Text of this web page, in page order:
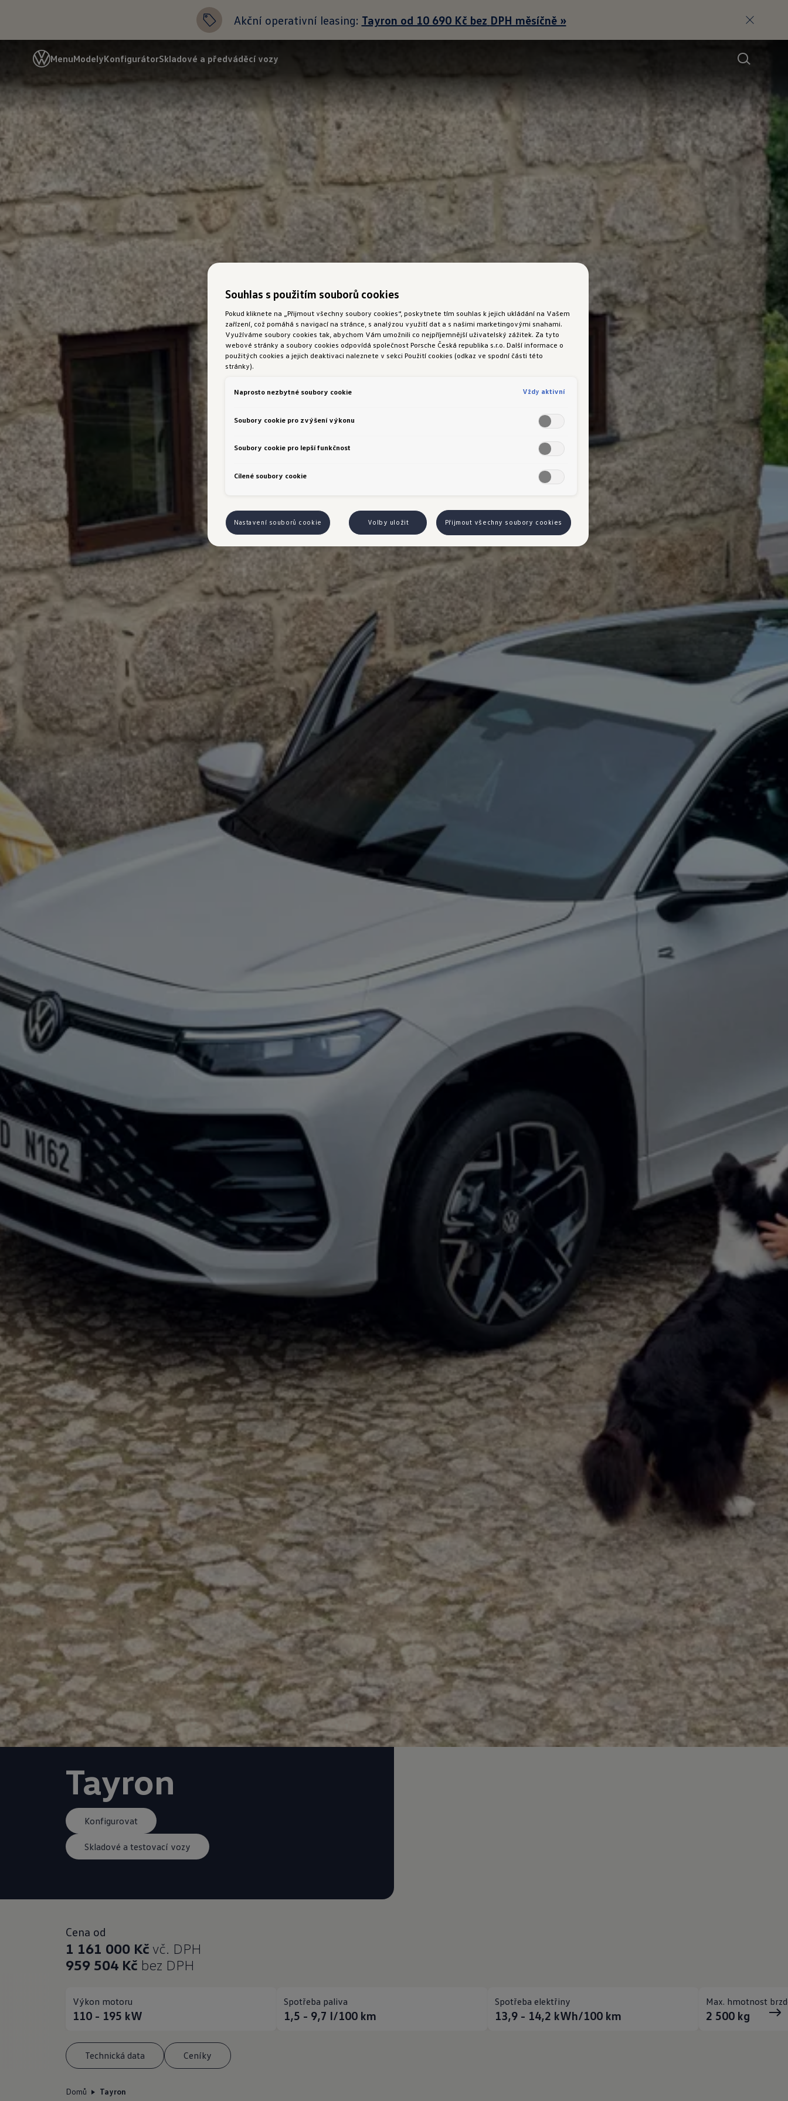
Akční operativní leasing: Tayron od 10 690 Kč bez DPH měsíčně »
MenuModelyKonfigurátorSkladové a předváděcí vozy
Tayron
Konfigurovat
Skladové a testovací vozy
Cena od
1 161 000 Kč vč. DPH
959 504 Kč bez DPH
Výkon motoru
110 - 195 kW
Spotřeba paliva
1,5 - 9,7 l/100 km
Spotřeba elektřiny
13,9 - 14,2 kWh/100 km
Max. hmotnost
2 500 kg
Technická data Ceníky
Domů Tayron
Souhlas s použitím souborů cookies
Pokud kliknete na „Přijmout všechny soubory cookies“, poskytnete tím souhlas k jejich ukládání na Vašem
zařízení, což pomáhá s navigací na stránce, s analýzou využití dat a s našimi marketingovými snahami.
Využíváme soubory cookies tak, abychom Vám umožnili co nejpříjemnější uživatelský zážitek. Za tyto
webové stránky a soubory cookies odpovídá společnost Porsche Česká republika s.r.o. Další informace o
použitých cookies a jejich deaktivaci naleznete v sekci Použití cookies (odkaz ve spodní části této
stránky).
Naprosto nezbytné soubory cookie Vždy aktivní
Soubory cookie pro zvýšení výkonu
Soubory cookie pro lepší funkčnost
Cílené soubory cookie
Nastavení souborů cookie Volby uložit Přijmout všechny soubory cookies